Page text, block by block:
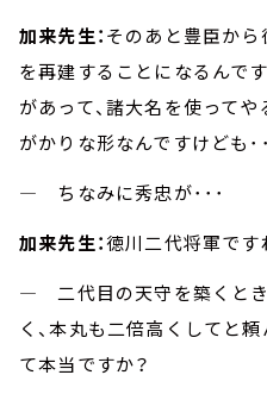
加来先生：そのあと豊臣から
を再建することになるんで
があって、諸大名を使って
がかりな形なんですけども･･
― ちなみに秀忠が･･･
加来先生：徳川二代将軍です
― 二代目の天守を築くとき
く、本丸も二倍高くしてと
て本当ですか？